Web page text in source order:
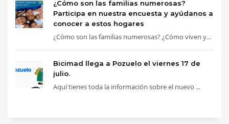
¿Cómo son las familias numerosas?
Participa en nuestra encuesta y ayúdanos a
conocer a estos hogares
¿Cómo son las familias numerosas? ¿Cómo viven y...
Bicimad llega a Pozuelo el viernes 17 de
julio.
Aquí tienes toda la información sobre el nuevo ...